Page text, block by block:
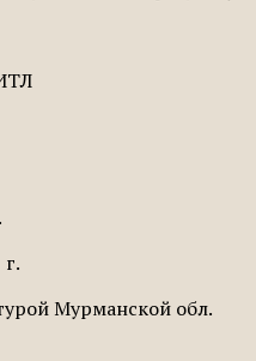
Мурманской обл.